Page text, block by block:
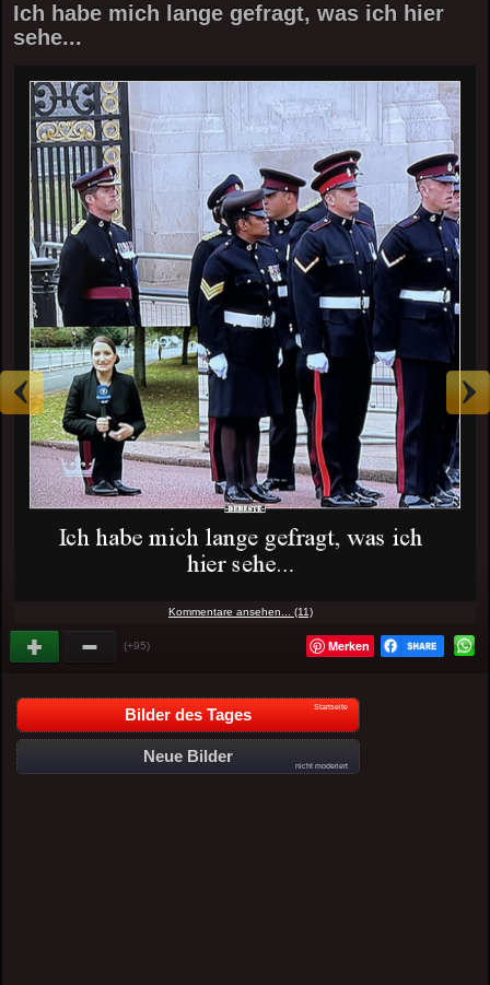
Ich habe mich lange gefragt, was ich hier
sehe...
Kommentare ansehen... (11)
(+95) Merken
Bilder des Tages Startseite
Neue Bilder
nicht moderiert